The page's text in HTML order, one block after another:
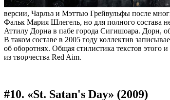
версии, Чарльз и Мэттью Грейвульфы после
Фальк Мария Шлегель, но для полного состава
Аттилу Дорна в пабе города Сигишоара. Дорн,
В таком составе в 2005 году коллектив
об оборотнях. Общая стилистика текстов этого
из творчества Red Aim.
#10. «St. Satan's Day» (2009)